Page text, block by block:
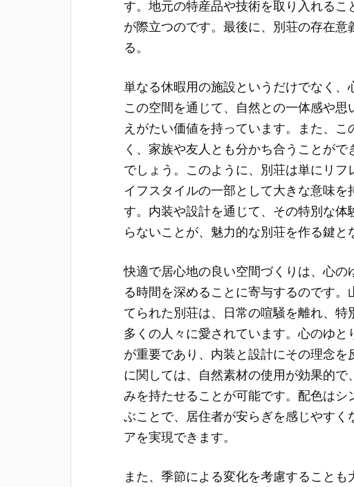
す。地元の特産品や技術を取り入れるこ
が際立つのです。最後に、別荘の存在
る。
単なる休暇用の施設というだけでなく、
この空間を通じて、自然との一体感や
えがたい価値を持っています。また、
く、家族や友人とも分かち合うことが
でしょう。このように、別荘は単にリ
イフスタイルの一部として大きな意味
す。内装や設計を通じて、その特別な
らないことが、魅力的な別荘を作る鍵と
快適で居心地の良い空間づくりは、心
る時間を深めることに寄与するのです
てられた別荘は、日常の喧騒を離れ、
多くの人々に愛されています。心のゆ
が重要であり、内装と設計にその理念
に関しては、自然素材の使用が効果的
みを持たせることが可能です。配色は
ぶことで、居住者が安らぎを感じやすく
アを実現できます。
また、季節による変化を考慮すること